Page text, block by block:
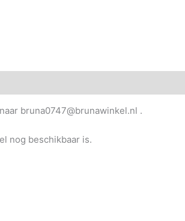
bruna0747@brunawinkel.nl .
nog beschikbaar is.